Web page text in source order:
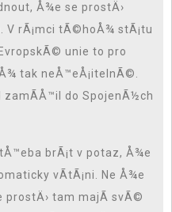
Å¾e se prostÄ›
V rÃ¡mci tÃ©hoÅ¾ stÃ¡tu
unie to pro
tak neÅ™eÅ¡itelnÃ©.
zamÃ­Å™il do SpojenÃ½ch
brÃ¡t v potaz, Å¾e
vÃ­tÃ¡ni. Ne Å¾e
prostÄ› tam majÃ­ svÃ©